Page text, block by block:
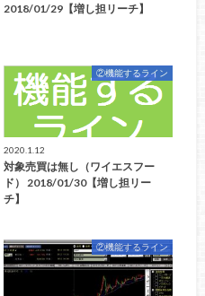
2018/01/29【増し担リーチ】
②機能するライン
2020.1.12
対象売買は無し（ワイエスフー
ド） 2018/01/30【増し担リー
チ】
②機能するライン